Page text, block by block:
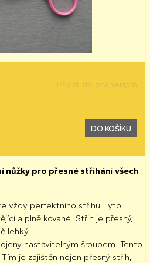
Přidat do oblíbených
DO KOŠÍKU
nůžky pro přesné stříhání všech
vždy perfektního střihu! Tyto
a plně kované. Střih je přesný,
lehký.
nastavitelným šroubem. Tento
je zajištěn nejen přesný střih,